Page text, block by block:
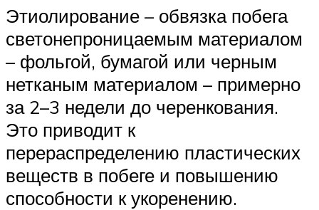
Этиолирование – обвязка побега
светонепроницаемым материалом
– фольгой, бумагой или черным
нетканым материалом – примерно
за 2–3 недели до черенкования.
Это приводит к
перераспределению пластических
веществ в побеге и повышению
способности к укоренению.